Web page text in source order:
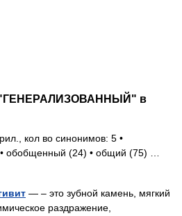
"ГЕНЕРАЛИЗОВАННЫЙ" в
кол во синонимов: 5 •
• обобщенный (24) • общий (75) …
— – это зубной камень, мягкий
раздражение,